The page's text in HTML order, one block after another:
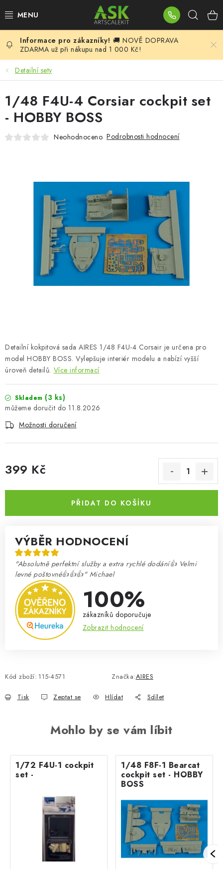
na
BLOG
SUMMER DAYS
WARHAMMER
ASK PRODUKTY
DOPLŇKY K MODELŮM
BARVY A POMŮCKY
PUBLIKACE
SKY RIDERS COFFEE
O nás Moje objednávka Kontakty
Doprava a platba
Obchodní podmínky
Podmínky ochrany osobních údajů
Reklamační řád
Velkoobchod (B2B)
Převodník modelářských barev
🚚 NOVĚ DOPRAVA
ZDARMA už při nákupu nad 1 000 Kč!
Detailní sety
Detailní kokpitová sada AIRES 1/48 F4U-4 Corsair je určena pro
model HOBBY BOSS. Vylepšuje interiér modelu a nabízí vyšší
úroveň detailů. Více informací
Skladem (3 ks)
11.8.2026
Možnosti doručení
399 Kč
PŘIDAT DO KOŠÍKU
VÝBĚR HODNOCENÍ
"Absolutně perfektní služby a extra rychlé dodání👍 Velmi
levné poštovné👍👍👍" Michael
100%
zákazníků doporučuje
Zobrazit hodnocení
Kód zboží: 115-4571 Značka:AIRES
Tisk Zeptat se Hlídat Sdílet
1/48 F4U-4 Corsiar cockpit set
- HOBBY BOSS
Neohodnoceno Podrobnosti hodnocení
Mohlo by se vám líbit
1/72 F4U-1 cockpit
set -
1/48 F8F-1 Bearcat
cockpit set - HOBBY
BOSS